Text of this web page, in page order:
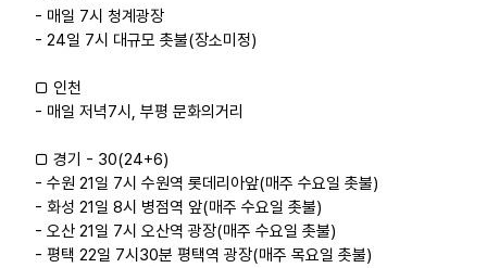
- 매일 7시 청계광장
- 24일 7시 대규모 촛불(장소미정)
□ 인천
- 매일 저녁7시, 부평 문화의거리
□ 경기 - 30(24+6)
- 수원 21일 7시 수원역 롯데리아앞(매주 수요일 촛불)
- 화성 21일 8시 병점역 앞(매주 수요일 촛불)
- 오산 21일 7시 오산역 광장(매주 수요일 촛불)
- 평택 22일 7시30분 평택역 광장(매주 목요일 촛불)